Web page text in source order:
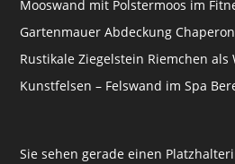
Mooswand mit Polstermoos im
Gartenmauer Abdeckung
Rustikale Ziegelstein Riemchen
Kunstfelsen – Felswand im Spa
Sie sehen gerade einen